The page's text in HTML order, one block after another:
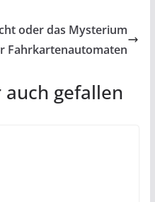
oder das Mysterium
Fahrkartenautomaten
gefallen